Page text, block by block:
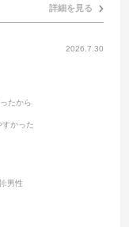
詳細を見る
2026.7.30
たから
かった
:男性